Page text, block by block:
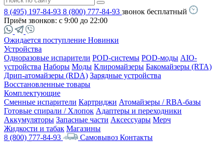
8 (495) 197-84-93 8 (800) 777-84-93 звонок бесплатный
Приём звонков: с 9:00 до 22:00
Ожидается поступление Новинки
Устройства
Одноразовые испарители POD-системы POD-моды AIO-
устройства Наборы Моды Клиромайзеры Бакомайзеры (RTA)
Дрип-атомайзеры (RDA) Зарядные устройства
Восстановленные товары
Комплектующие
Сменные испарители Картриджи Атомайзеры / RBA-базы
Готовые спирали / Хлопок Адаптеры и переходники
Аккумуляторы Запасные части Аксессуары Мерч
Жидкости и табак Магазины
8 (800) 777-84-93
Самовывоз Контакты